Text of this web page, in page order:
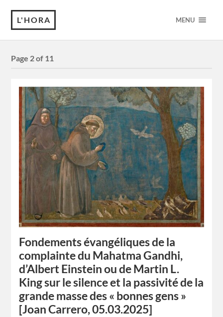
L'HORA MENU
Page 2 of 11
Fondements évangéliques de la
complainte du Mahatma Gandhi,
d’Albert Einstein ou de Martin L.
King sur le silence et la passivité de la
grande masse des « bonnes gens »
[Joan Carrero, 05.03.2025]